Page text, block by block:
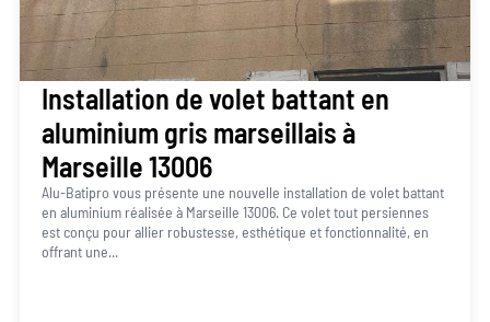
Installation de volet battant en
aluminium gris marseillais à
Marseille 13006
Alu-Batipro vous présente une nouvelle installation de volet battant
en aluminium réalisée à Marseille 13006. Ce volet tout persiennes
est conçu pour allier robustesse, esthétique et fonctionnalité, en
offrant une...